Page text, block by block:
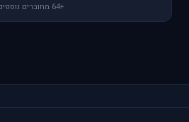
+64 מחוברים נוספים